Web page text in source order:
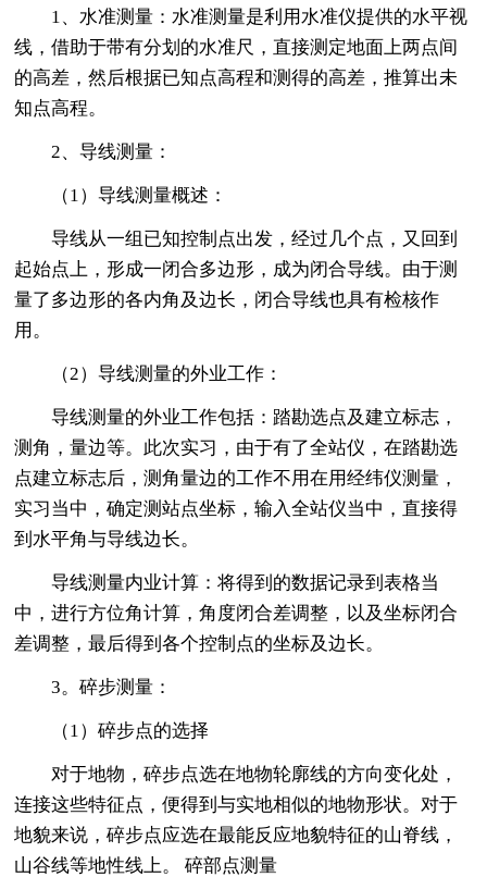
1、水准测量：水准测量是利用水准仪提供的水平视
线，借助于带有分划的水准尺，直接测定地面上两点间
的高差，然后根据已知点高程和测得的高差，推算出未
知点高程。
2、导线测量：
（1）导线测量概述：
导线从一组已知控制点出发，经过几个点，又回到
起始点上，形成一闭合多边形，成为闭合导线。由于测
量了多边形的各内角及边长，闭合导线也具有检核作
用。
（2）导线测量的外业工作：
导线测量的外业工作包括：踏勘选点及建立标志，
测角，量边等。此次实习，由于有了全站仪，在踏勘选
点建立标志后，测角量边的工作不用在用经纬仪测量，
实习当中，确定测站点坐标，输入全站仪当中，直接得
到水平角与导线边长。
导线测量内业计算：将得到的数据记录到表格当
中，进行方位角计算，角度闭合差调整，以及坐标闭合
差调整，最后得到各个控制点的坐标及边长。
3。碎步测量：
（1）碎步点的选择
对于地物，碎步点选在地物轮廓线的方向变化处，
连接这些特征点，便得到与实地相似的地物形状。对于
地貌来说，碎步点应选在最能反应地貌特征的山脊线，
山谷线等地性线上。 碎部点测量